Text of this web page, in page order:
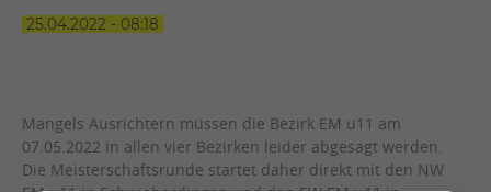
25.04.2022 - 08:18
Mangels Ausrichtern müssen die Bezirk EM u11 am
07.05.2022 in allen vier Bezirken leider abgesagt werden.
Die Meisterschaftsrunde startet daher direkt mit den NW